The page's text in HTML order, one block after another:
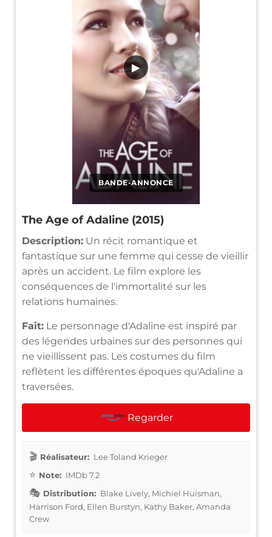
BANDE-ANNONCE
▶
The Age of Adaline (2015)
Description: Un récit romantique et
fantastique sur une femme qui cesse de vieillir
après un accident. Le film explore les
conséquences de l'immortalité sur les
relations humaines.
Fait: Le personnage d'Adaline est inspiré par
des légendes urbaines sur des personnes qui
ne vieillissent pas. Les costumes du film
reflètent les différentes époques qu'Adaline a
traversées.
Regarder
Réalisateur: Lee Toland Krieger
Note: IMDb 7.2
Distribution: Blake Lively, Michiel Huisman,
Harrison Ford, Ellen Burstyn, Kathy Baker, Amanda
Crew